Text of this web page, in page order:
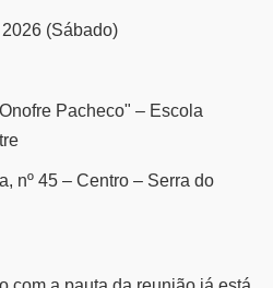
(Sábado)
Pacheco" – Escola
nº 45 – Centro – Serra do